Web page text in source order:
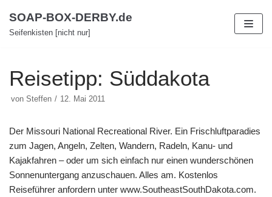
Zum
Inhalt
SOAP-BOX-DERBY.de
Seifenkisten [nicht nur]
Reisetipp: Süddakota
von Steffen 12. Mai 2011
Der Missouri National Recreational River. Ein Frischluftparadies
zum Jagen, Angeln, Zelten, Wandern, Radeln, Kanu- und
Kajakfahren – oder um sich einfach nur einen wunderschönen
Sonnenuntergang anzuschauen. Alles am. Kostenlos
Reiseführer anfordern unter www.SoutheastSouthDakota.com.